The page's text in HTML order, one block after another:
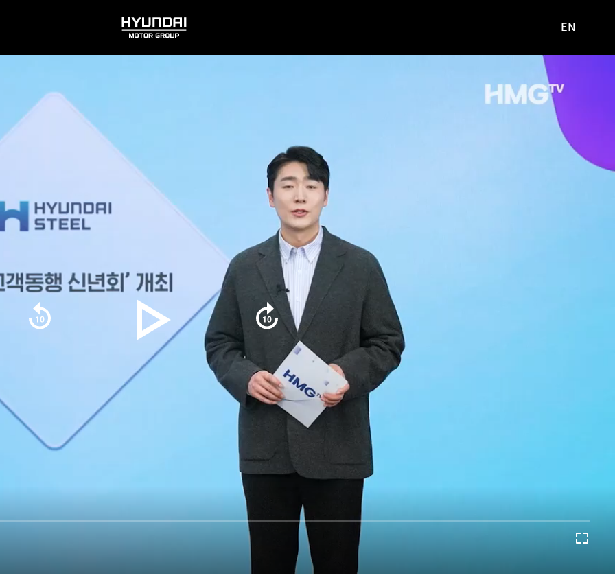
HYUNDAI
MOTOR
사이트로
EN